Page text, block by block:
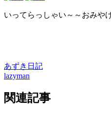
いってらっしゃい～～おみや
あずき日記
lazyman
関連記事